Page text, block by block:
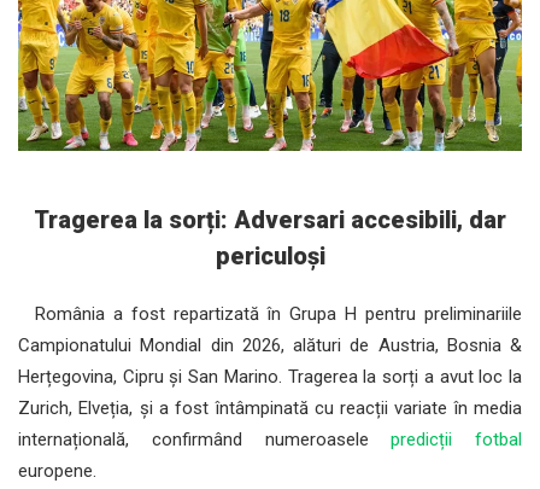
Tragerea la sorți: Adversari accesibili, dar
periculoși
România a fost repartizată în Grupa H pentru preliminariile
Campionatului Mondial din 2026, alături de Austria, Bosnia &
Herțegovina, Cipru și San Marino. Tragerea la sorți a avut loc la
Zurich, Elveția, și a fost întâmpinată cu reacții variate în media
internațională, confirmând numeroaselepredicții fotbal
europene.